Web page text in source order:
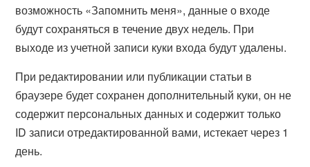
возможность «Запомнить меня», данные о входе
будут сохраняться в течение двух недель. При
выходе из учетной записи куки входа будут удалены.
При редактировании или публикации статьи в
браузере будет сохранен дополнительный куки, он не
содержит персональных данных и содержит только
ID записи отредактированной вами, истекает через 1
день.